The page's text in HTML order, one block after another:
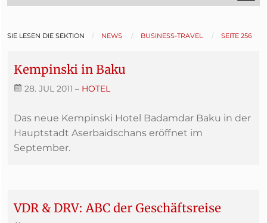
SIE LESEN DIE SEKTION NEWS BUSINESS-TRAVEL SEITE 256
Kempinski in Baku
28. JUL 2011 – HOTEL
Das neue Kempinski Hotel Badamdar Baku in der
Hauptstadt Aserbaidschans eröffnet im
September.
VDR & DRV: ABC der Geschäftsreise